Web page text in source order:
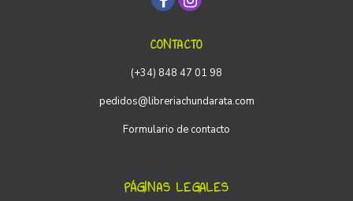
CONTACTO
(+34) 848 47 01 98
pedidos@libreriachundarata.com
Formulario de contacto
PÁGINAS LEGALES